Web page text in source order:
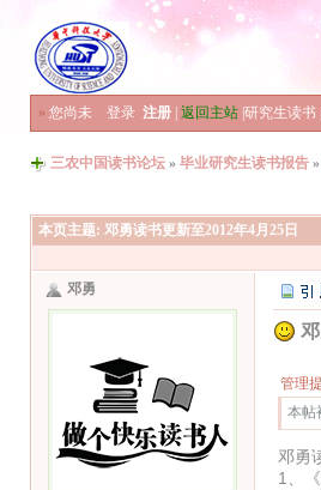
» 您尚未 登录 注册 返回主站 研究生读书
三农中国读书论坛 » 毕业研究生读书报告 »
本页主题: 邓勇读书更新至2012年4月25日
邓勇
管理
本帖
邓勇
1、